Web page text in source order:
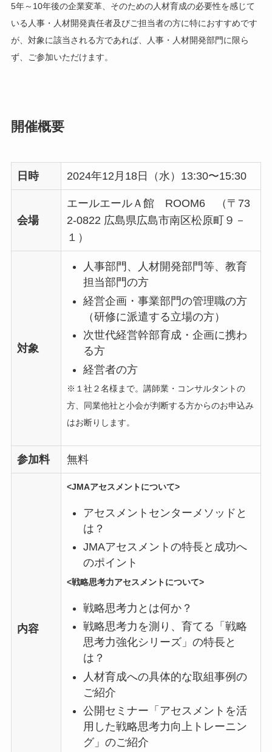
5年～10年後の企業変革、そのための人材育成の必要性を感じて
いる人事・人材開発責任者及びご担当者の方に特におすすめです
が、対象に該当される方であれば、人事・人材開発部門に限ら
ず、ご参加いただけます。
開催概要
日時 2024年12月18日（水）13:30〜15:30
会場
エールエールＡ館 ROOM6 （〒73
2-0822 広島県広島市南区松原町９－
１）
対象
人事部門、人材開発部門等、教育
担当部門の方
経営企画・事業部門の管理職の方
（研修に派遣する立場の方）
次世代経営幹部育成・企画に携わ
る方
経営者の方
※１社２名様まで。講師業・コンサルタントの
方、同業他社と小会が判断する方からのお申込み
はお断りします。
参加料 無料
内容
<JMAアセスメントについて>
アセスメントセンターメソッドと
は？
JMAアセスメントの特長と成功へ
のポイント
<戦略思考力アセスメントについて>
戦略思考力とは何か？
戦略思考力を測り、育てる「戦略
思考力強化シリーズ」の特長と
は？
人材育成への具体的な取組事例の
ご紹介
公開セミナー「アセスメントを活
用した戦略思考力向上トレーニン
グ」のご紹介